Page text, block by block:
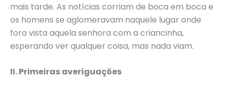
mais tarde. As notícias corriam de boca em boca e
os homens se aglomeravam naquele lugar onde
fora vista aquela senhora com a criancinha,
esperando ver qualquer coisa, mas nada viam.
II. Primeiras averiguações